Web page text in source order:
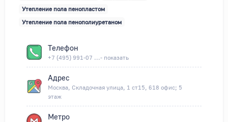
Утепление пола пенопластом
Утепление пола пенополиуретаном
Телефон
+7 (495) 991-07 ...- показать
Адрес
Москва, Складочная улица, 1 ст15, 618 офис; 5
этаж
Метро